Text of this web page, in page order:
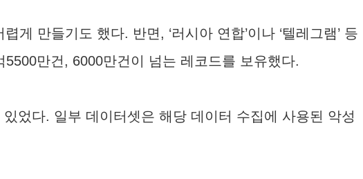
게 만들기도 했다. 반면, ‘러시아 연합’이나 ‘텔레그램’ 등
만건, 6000만건이 넘는 레코드를 보유했다.
었다. 일부 데이터셋은 해당 데이터 수집에 사용된 악성